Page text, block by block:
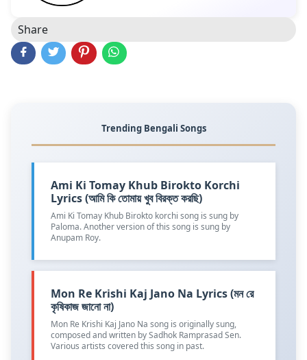
Share
Trending Bengali Songs
Ami Ki Tomay Khub Birokto Korchi
Lyrics (আমি কি তোমায় খুব বিরক্ত করছি)
Ami Ki Tomay Khub Birokto korchi song is sung by
Paloma. Another version of this song is sung by
Anupam Roy.
Mon Re Krishi Kaj Jano Na Lyrics (মন রে
কৃষিকাজ জানো না)
Mon Re Krishi Kaj Jano Na song is originally sung,
composed and written by Sadhok Ramprasad Sen.
Various artists covered this song in past.